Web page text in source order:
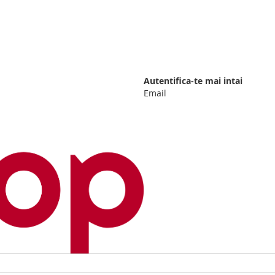
Autentifica-te mai intai
Email